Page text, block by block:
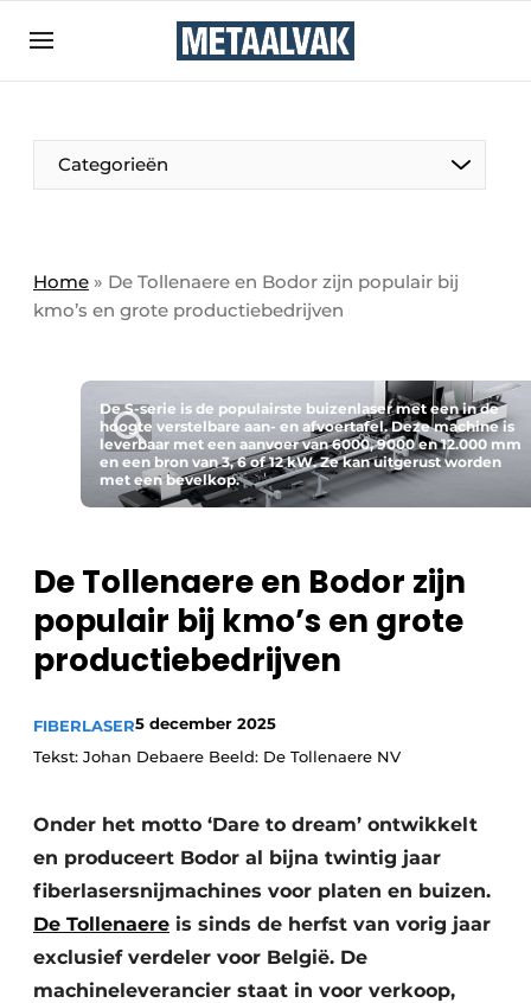
Bedrijven
Contact
Eigen content aanleveren
Evenement aanmelden
Nieuwsbrief
Podcasts
Vacatures
Video’s
Categorieën
Home » De Tollenaere en Bodor zijn populair bij
kmo’s en grote productiebedrijven
De S-serie is de populairste buizenlaser met een in de
hoogte verstelbare aan- en afvoertafel. Deze machine is
leverbaar met een aanvoer van 6000, 9000 en 12.000 mm
en een bron van 3, 6 of 12 kW. Ze kan uitgerust worden
met een bevelkop.
De Tollenaere en Bodor zijn
populair bij kmo’s en grote
productiebedrijven
FIBERLASER5 december 2025
Tekst: Johan Debaere Beeld: De Tollenaere NV
Onder het motto ‘Dare to dream’ ontwikkelt
en produceert Bodor al bijna twintig jaar
fiberlasersnijmachines voor platen en buizen.
De Tollenaere is sinds de herfst van vorig jaar
exclusief verdeler voor België. De
machineleverancier staat in voor verkoop,